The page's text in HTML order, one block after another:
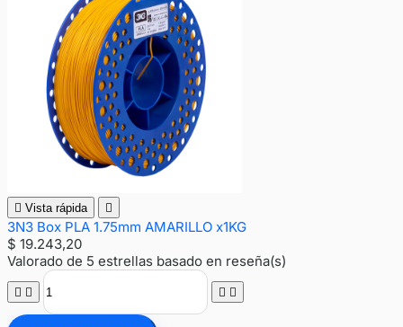
 Vista rápida 
3N3 Box PLA 1.75mm AMARILLO x1KG
$ 19.243,20
Valorado de 5 estrellas basado en reseña(s)
   